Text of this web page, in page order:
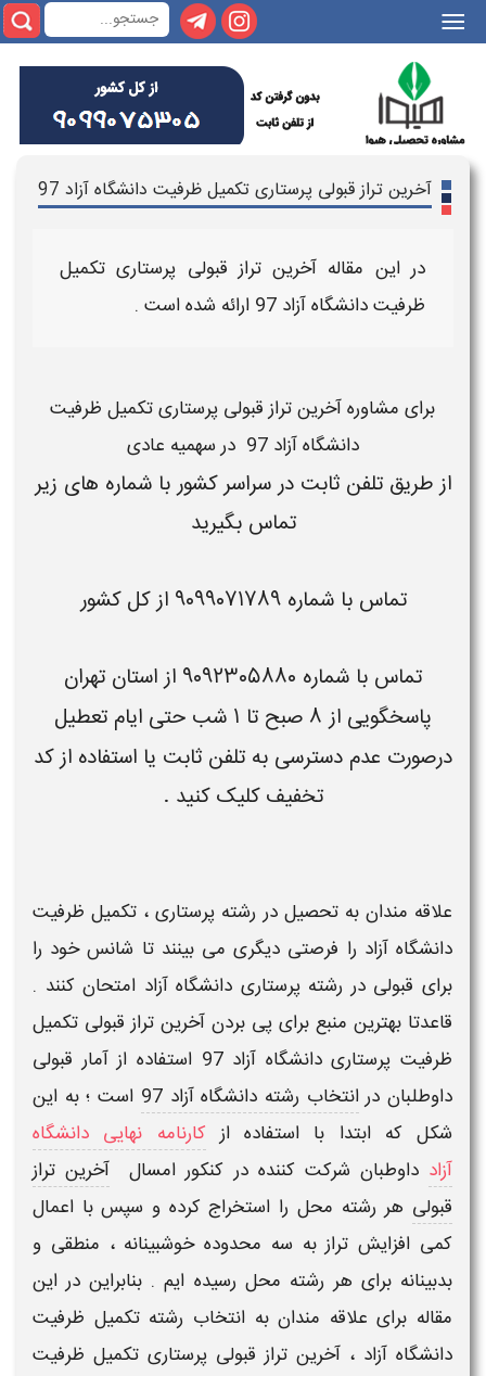
|||
آخرین تراز قبولی پرستاری تکمیل ظرفیت دانشگاه آزاد 97
در این مقاله آخرین تراز قبولی پرستاری تکمیل
ظرفیت دانشگاه آزاد 97
ارائه شده است .
برای مشاورهآخرین تراز قبولی پرستاریتکمیل ظرفیت
دانشگاه آزاد 97 در سهمیه عادی
از طریق تلفن ثابت در سراسر کشور با شماره های زیر
تماس بگیرید
تماس با شماره۹۰۹۹۰۷۱۷۸۹ ازکل کشور
تماس با شماره ۹۰۹۲۳۰۵۸۸۰ ازاستان تهران
پاسخگویی از ۸ صبح تا ۱ شب حتی ایام تعطیل
درصورت عدم دسترسی به تلفن ثابت یا استفاده ازکد
تخفیفکلیک کنید .
علاقه مندان به تحصیل در رشته پرستاری ، تکمیل ظرفیت
دانشگاه آزاد را فرصتی دیگری می بینند تا شانس خود را
برای قبولی در رشتهپرستاری دانشگاه آزاد امتحان کنند .
قاعدتا بهترین منبع برای پی بردن آخرین تراز قبولی تکمیل
ظرفیت پرستاری دانشگاه آزاد 97
استفاده از آمار قبولی
داوطلبان درانتخاب رشته دانشگاه آزاد 97
است ؛ به این
شکل که ابتدا با استفاده از کارنامه نهایی دانشگاه
آزاد داوطبان شرکت کننده در کنکور امسال آخرین تراز
قبولی هر رشته محل را استخراج کرده و سپس با اعمال
کمی افزایش تراز به سه محدوده خوشبینانه ، منطقی و
بدبینانه برای هر رشته محل رسیده ایم . بنابراین در این
مقاله برای علاقه مندان بهانتخاب رشته تکمیل ظرفیت
دانشگاه آزاد ، آخرین تراز قبولی پرستاری تکمیل ظرفیت